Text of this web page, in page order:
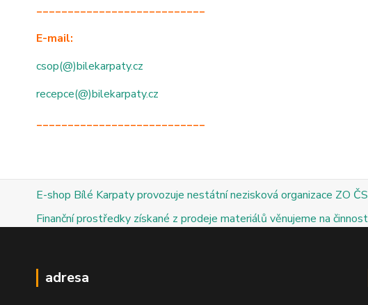
___________________________
E-mail:
csop(@)bilekarpaty.cz
recepce(@)bilekarpaty.cz
___________________________
E-shop Bílé Karpaty provozuje nestátní nezisková organizace ZO
Finanční prostředky získané z prodeje materiálů věnujeme na
adresa